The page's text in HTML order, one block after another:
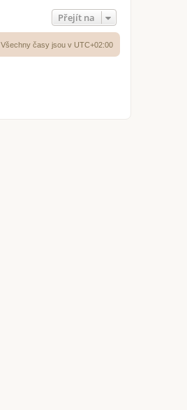
Přejít na
Všechny časy jsou v UTC+02:00